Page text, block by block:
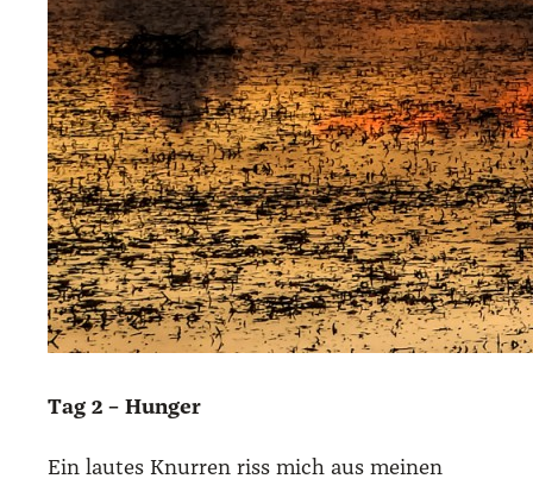
Tag 2 – Hun­ger
Ein lau­tes Knur­ren riss mich aus mei­nen